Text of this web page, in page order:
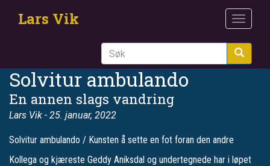
Lars Vik
Toggle
Søk
Solvitur ambulando
En annen slags vandring
Lars Vik - 25. januar, 2022
Solvitur ambulando / Kunsten å sette en fot foran den andre
Kollega og kjæreste Geddy Aniksdal og undertegnede har i løpet